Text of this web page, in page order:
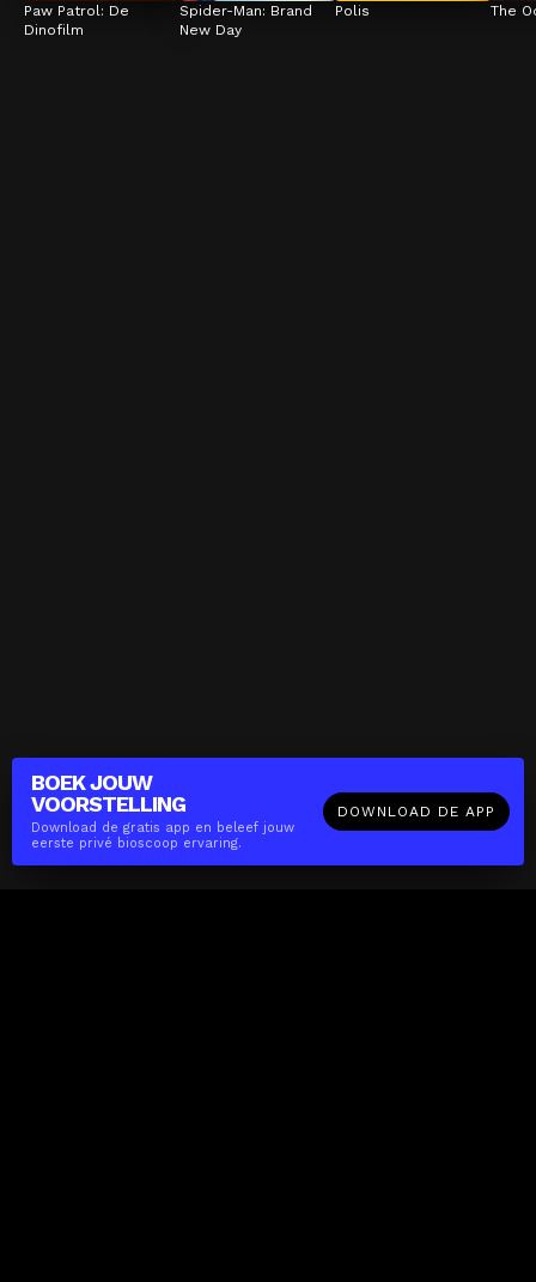
BOEK JOUW
VOORSTELLING
Download de gratis app en beleef jouw
eerste privé bioscoop ervaring.
DOWNLOAD DE APP
Paw Patrol: De
Dinofilm
Spider-Man: Brand
New Day
Polis The